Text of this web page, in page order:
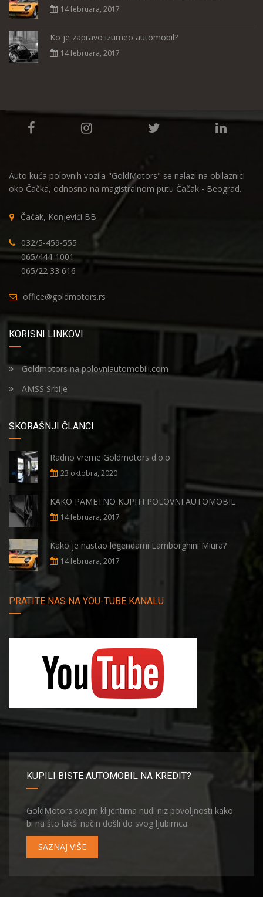
14 februara, 2017
Ko je zapravo izumeo automobil?
14 februara, 2017
Auto kuća polovnih vozila "GoldMotors" se nalazi na obilaznici
oko Čačka, odnosno na magistralnom putu Čačak - Beograd.
Čačak, Konjevići BB
032/5-459-555
065/444-1001
065/22 33 616
office@goldmotors.rs
KORISNI LINKOVI
Goldmotors na polovniautomobili.com
AMSS Srbije
SKORAŠNJI ČLANCI
Radno vreme Goldmotors d.o.o
23 oktobra, 2020
KAKO PAMETNO KUPITI POLOVNI AUTOMOBIL
14 februara, 2017
Kako je nastao legendarni Lamborghini Miura?
14 februara, 2017
PRATITE NAS NA YOU-TUBE KANALU
KUPILI BISTE AUTOMOBIL NA KREDIT?
GoldMotors svojm klijentima nudi niz povoljnosti kako
bi na što lakši način došli do svog ljubimca.
SAZNAJ VIŠE